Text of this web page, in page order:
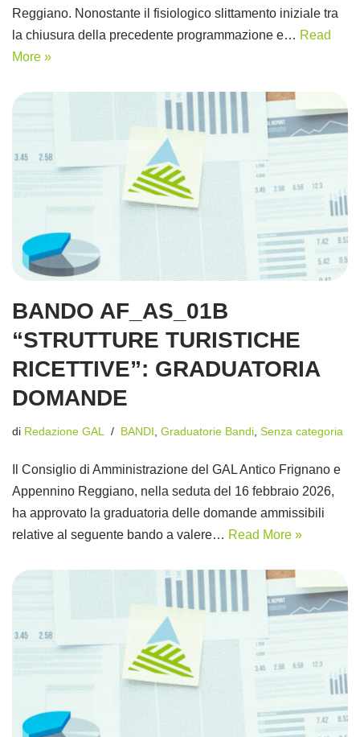
Reggiano. Nonostante il fisiologico slittamento iniziale tra
la chiusura della precedente programmazione e… Read
More »
BANDO AF_AS_01B
“STRUTTURE TURISTICHE
RICETTIVE”: GRADUATORIA
DOMANDE
di Redazione GAL BANDI, Graduatorie Bandi, Senza categoria
Il Consiglio di Amministrazione del GAL Antico Frignano e
Appennino Reggiano, nella seduta del 16 febbraio 2026,
ha approvato la graduatoria delle domande ammissibili
relative al seguente bando a valere… Read More »